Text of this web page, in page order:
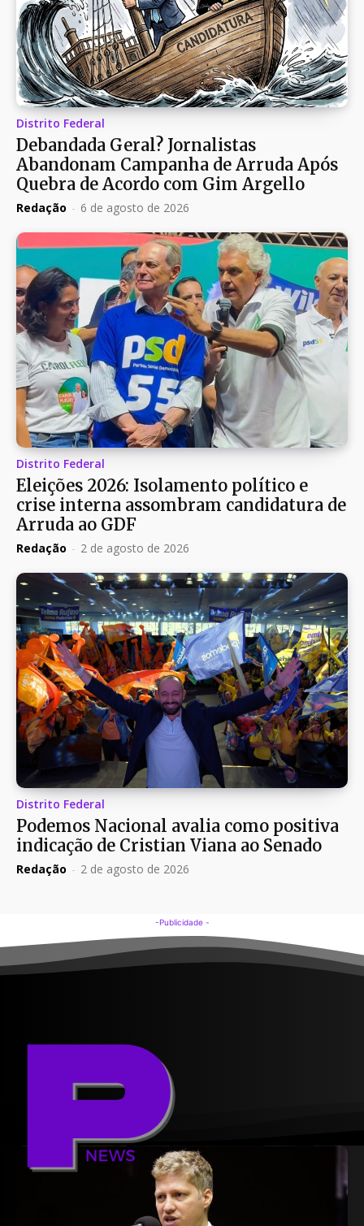
Distrito Federal
Debandada Geral? Jornalistas
Abandonam Campanha de Arruda Após
Quebra de Acordo com Gim Argello
Redação - 6 de agosto de 2026
Distrito Federal
Eleições 2026: Isolamento político e
crise interna assombram candidatura de
Arruda ao GDF
Redação - 2 de agosto de 2026
Distrito Federal
Podemos Nacional avalia como positiva
indicação de Cristian Viana ao Senado
Redação - 2 de agosto de 2026
-Publicidade -